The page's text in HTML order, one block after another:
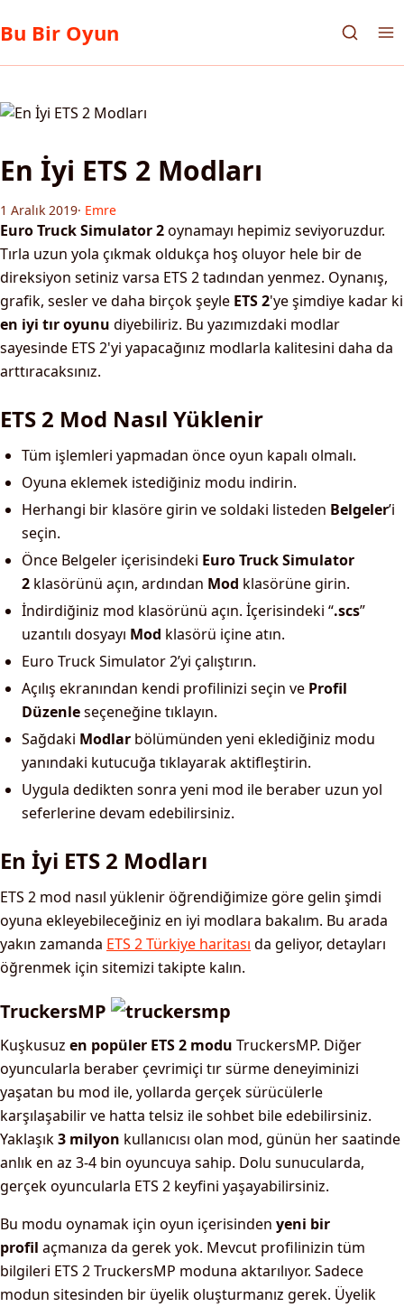
Bu Bir Oyun
En İyi ETS 2 Modları
1 Aralık 2019· Emre
Euro Truck Simulator 2oynamayı hepimiz seviyoruzdur.
Tırla uzun yola çıkmak oldukça hoş oluyor hele bir de
direksiyon setiniz varsa ETS 2 tadından yenmez. Oynanış,
grafik, sesler ve daha birçok şeyle ETS 2'ye şimdiye kadar ki
en iyi tır oyunu diyebiliriz. Bu yazımızdaki modlar
sayesinde ETS 2'yi yapacağınız modlarla kalitesini daha da
arttıracaksınız.
ETS 2 Mod Nasıl Yüklenir
Tüm işlemleri yapmadan önce oyun kapalı olmalı.
Oyuna eklemek istediğiniz modu indirin.
Herhangi bir klasöre girin ve soldaki listeden Belgeler’i
seçin.
Önce Belgeler içerisindeki Euro Truck Simulator
2 klasörünü açın, ardından Mod klasörüne girin.
İndirdiğiniz mod klasörünü açın. İçerisindeki “.scs”
uzantılı dosyayı Mod klasörü içine atın.
Euro Truck Simulator 2’yi çalıştırın.
Açılış ekranından kendi profilinizi seçin ve Profil
Düzenleseçeneğine tıklayın.
Sağdaki Modlar bölümünden yeni eklediğiniz modu
yanındaki kutucuğa tıklayarak aktifleştirin.
Uygula dedikten sonra yeni mod ile beraber uzun yol
seferlerine devam edebilirsiniz.
En İyi ETS 2 Modları
ETS 2 mod nasıl yüklenir öğrendiğimize göre gelin şimdi
oyuna ekleyebileceğiniz en iyi modlara bakalım. Bu arada
yakın zamanda ETS 2 Türkiye haritası da geliyor, detayları
öğrenmek için sitemizi takipte kalın.
TruckersMP
Kuşkusuz en popüler ETS 2 modu TruckersMP. Diğer
oyuncularla beraber çevrimiçi tır sürme deneyiminizi
yaşatan bu mod ile, yollarda gerçek sürücülerle
karşılaşabilir ve hatta telsiz ile sohbet bile edebilirsiniz.
Yaklaşık3 milyon kullanıcısı olan mod, günün her saatinde
anlık en az 3-4 bin oyuncuya sahip. Dolu sunucularda,
gerçek oyuncularla ETS 2 keyfini yaşayabilirsiniz.
Bu modu oynamak için oyun içerisinden yeni bir
profil açmanıza da gerek yok. Mevcut profilinizin tüm
bilgileri ETS 2 TruckersMP moduna aktarılıyor. Sadece
modun sitesinden bir üyelik oluşturmanız gerek. Üyelik